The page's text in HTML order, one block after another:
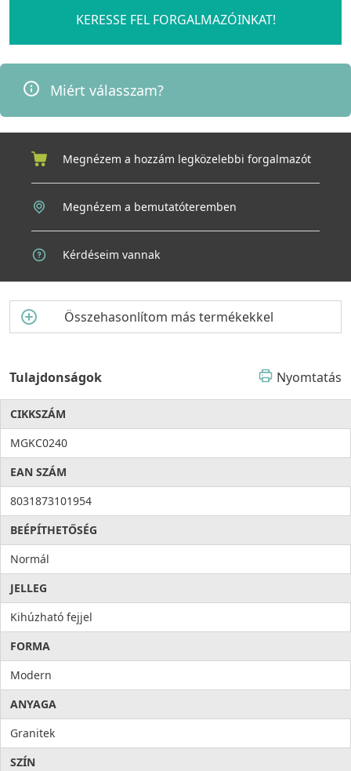
KERESSE FEL FORGALMAZÓINKAT!
Miért válasszam?
Megnézem a hozzám legközelebbi forgalmazót
Megnézem a bemutatóteremben
Kérdéseim vannak
Összehasonlítom más termékekkel
Tulajdonságok Nyomtatás
CIKKSZÁM
MGKC0240
EAN SZÁM
8031873101954
BEÉPÍTHETŐSÉG
Normál
JELLEG
Kihúzható fejjel
FORMA
Modern
ANYAGA
Granitek
SZÍN